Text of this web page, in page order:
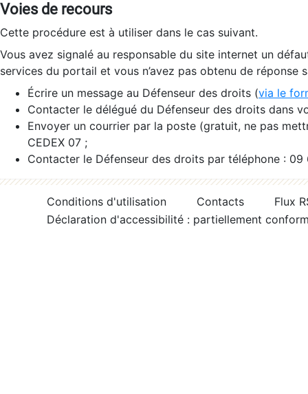
Voies de recours
Cette procédure est à utiliser dans le cas suivant.
Vous avez signalé au responsable du site internet un
services du portail et vous n’avez pas obtenu de réponse
Écrire un message au Défenseur des droits (via le
Contacter le délégué du Défenseur des droits dans
Envoyer un courrier par la poste (gratuit, ne pas
CEDEX 07 ;
Contacter le Défenseur des droits par téléphone :
Conditions d'utilisation Contacts
Flux
Déclaration d'accessibilité : partiellement